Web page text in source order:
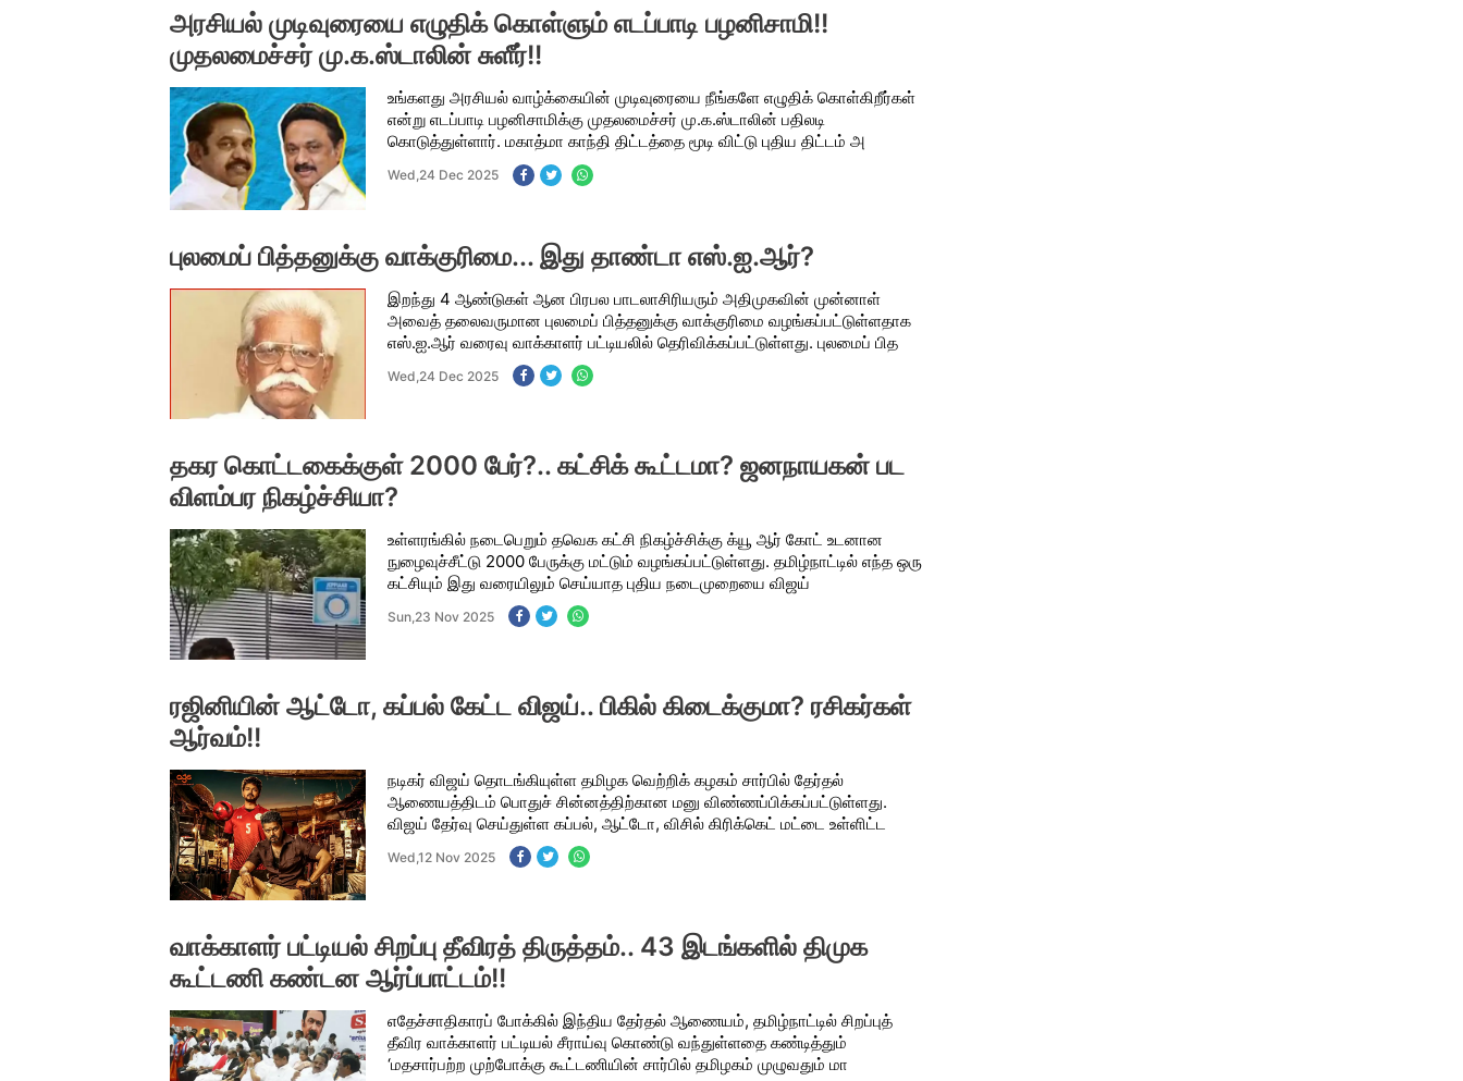
அரசியல் முடிவுரையை எழுதிக் கொள்ளும் எடப்பாடி பழனிசாமி!!
முதலமைச்சர் மு.க.ஸ்டாலின் சுளீர்!!
உங்களது அரசியல் வாழ்க்கையின் முடிவுரையை நீங்களே எழுதிக் கொள்கிறீர்கள்
என்று எடப்பாடி பழனிசாமிக்கு முதலமைச்சர் மு.க.ஸ்டாலின் பதிலடி
கொடுத்துள்ளார். மகாத்மா காந்தி திட்டத்தை மூடி விட்டு புதிய திட்டம் அ
Wed,24 Dec 2025
புலமைப் பித்தனுக்கு வாக்குரிமை... இது தாண்டா எஸ்.ஐ.ஆர்?
இறந்து 4 ஆண்டுகள் ஆன பிரபல பாடலாசிரியரும் அதிமுகவின் முன்னாள்
அவைத் தலைவருமான புலமைப் பித்தனுக்கு வாக்குரிமை வழங்கப்பட்டுள்ளதாக
எஸ்.ஐ.ஆர் வரைவு வாக்காளர் பட்டியலில் தெரிவிக்கப்பட்டுள்ளது. புலமைப் பித
Wed,24 Dec 2025
தகர கொட்டகைக்குள் 2000 பேர்?.. கட்சிக் கூட்டமா? ஜனநாயகன் பட
விளம்பர நிகழ்ச்சியா?
உள்ளரங்கில் நடைபெறும் தவெக கட்சி நிகழ்ச்சிக்கு க்யூ ஆர் கோட் உடனான
நுழைவுச்சீட்டு 2000 பேருக்கு மட்டும் வழங்கப்பட்டுள்ளது. தமிழ்நாட்டில் எந்த ஒரு
கட்சியும் இது வரையிலும் செய்யாத புதிய நடைமுறையை விஜய்
Sun,23 Nov 2025
ரஜினியின் ஆட்டோ, கப்பல் கேட்ட விஜய்.. பிகில் கிடைக்குமா? ரசிகர்கள்
ஆர்வம்!!
நடிகர் விஜய் தொடங்கியுள்ள தமிழக வெற்றிக் கழகம் சார்பில் தேர்தல்
ஆணையத்திடம் பொதுச் சின்னத்திற்கான மனு விண்ணப்பிக்கப்பட்டுள்ளது.
விஜய் தேர்வு செய்துள்ள கப்பல், ஆட்டோ, விசில் கிரிக்கெட் மட்டை உள்ளிட்ட
Wed,12 Nov 2025
வாக்காளர் பட்டியல் சிறப்பு தீவிரத் திருத்தம்.. 43 இடங்களில் திமுக
கூட்டணி கண்டன ஆர்ப்பாட்டம்!!
எதேச்சாதிகாரப் போக்கில் இந்திய தேர்தல் ஆணையம், தமிழ்நாட்டில் சிறப்புத்
தீவிர வாக்காளர் பட்டியல் சீராய்வு கொண்டு வந்துள்ளதை கண்டித்தும்
‘மதசார்பற்ற முற்போக்கு கூட்டணியின் சார்பில் தமிழகம் முழுவதும் மா